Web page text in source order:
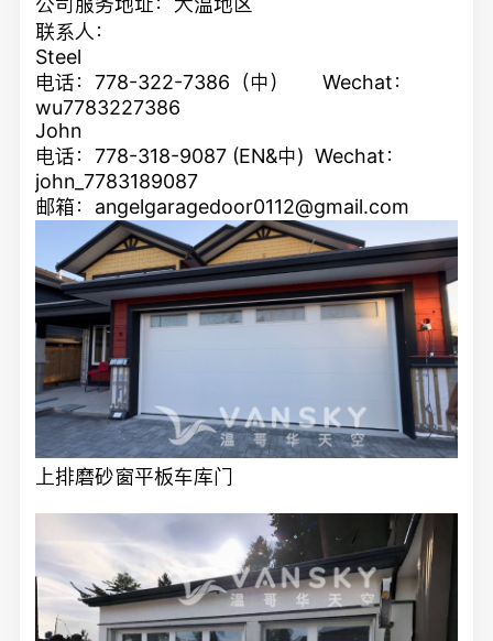
联系人：
Steel
电话：778-322-7386（中） Wechat：
wu7783227386
John
电话：778-318-9087 (EN&中) Wechat：
john_7783189087
邮箱： angelgaragedoor0112@gmail.com
上排磨砂窗平板车库门